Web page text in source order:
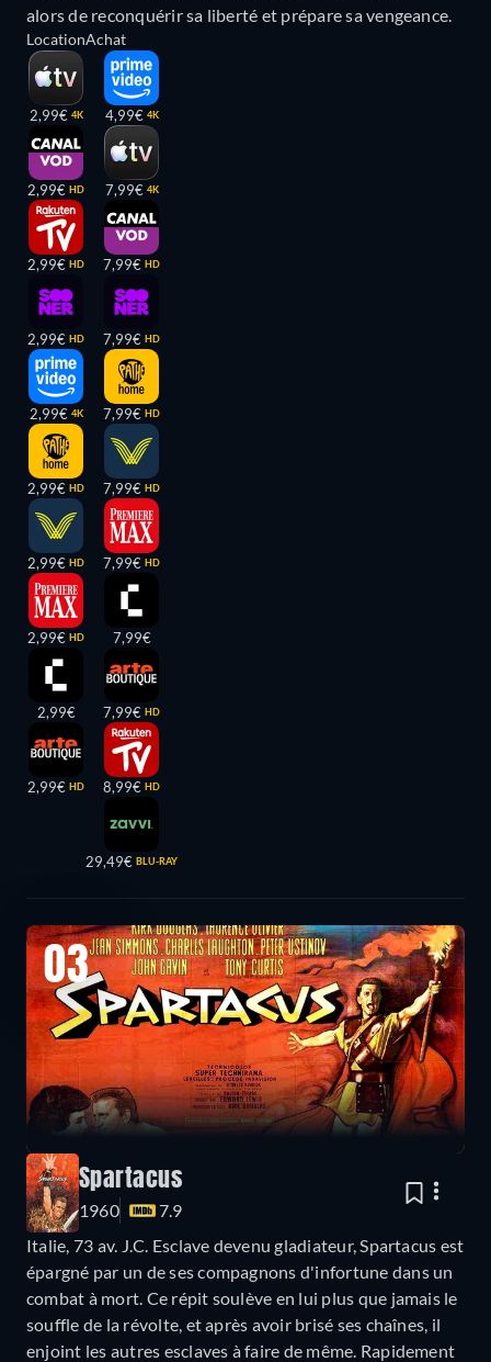
alors de reconquérir sa liberté et prépare sa vengeance.
Location
2,99€ 4K
2,99€ HD
2,99€ HD
2,99€ HD
2,99€ 4K
2,99€ HD
2,99€ HD
2,99€ HD
2,99€
2,99€ HD
Achat
4,99€ 4K
7,99€ 4K
7,99€ HD
7,99€ HD
7,99€ HD
7,99€ HD
7,99€ HD
7,99€
7,99€ HD
8,99€ HD
29,49€ BLU-RAY
03
Spartacus
1960
7.9
Italie, 73 av. J.C. Esclave devenu gladiateur, Spartacus est
épargné par un de ses compagnons d'infortune dans un
combat à mort. Ce répit soulève en lui plus que jamais le
souffle de la révolte, et après avoir brisé ses chaînes, il
enjoint les autres esclaves à faire de même. Rapidement